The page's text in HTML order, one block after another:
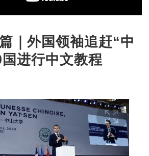
｜外国领袖追赶“中
进行中文教程